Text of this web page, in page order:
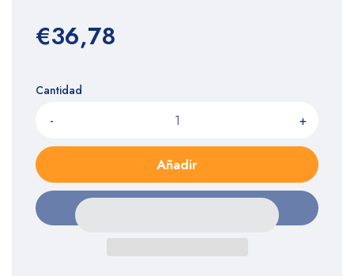
€36,78
Cantidad
- +
Añadir